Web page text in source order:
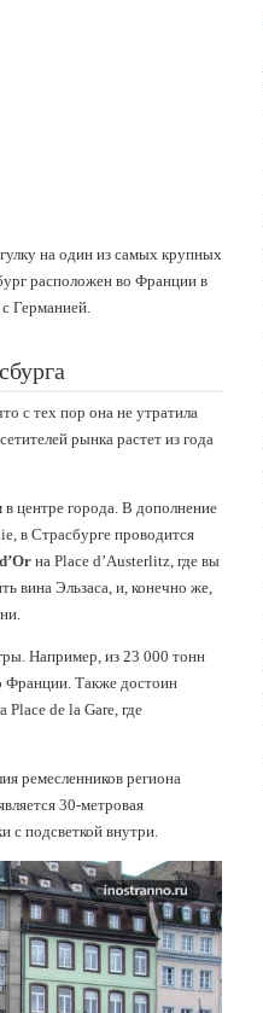
на один из самых крупных
расположен во Франции в
Германией.
с тех пор она не утратила
рынка растет из года
центре города. В дополнение
в Страсбурге проводится
на Place d’Austerlitz, где вы
вина Эльзаса, и, конечно же,
Например, из 23 000 тонн
Франции. Также достоин
Place de la Gare, где
ремесленников региона
30-метровая
с подсветкой внутри.